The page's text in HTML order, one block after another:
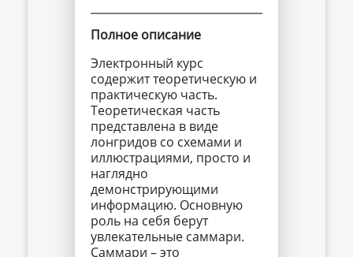
Полное описание
Электронный курс
содержит теоретическую и
практическую часть.
Теоретическая часть
представлена в виде
лонгридов со схемами и
иллюстрациями, просто и
наглядно
демонстрирующими
информацию. Основную
роль на себя берут
увлекательные саммари.
Саммари – это